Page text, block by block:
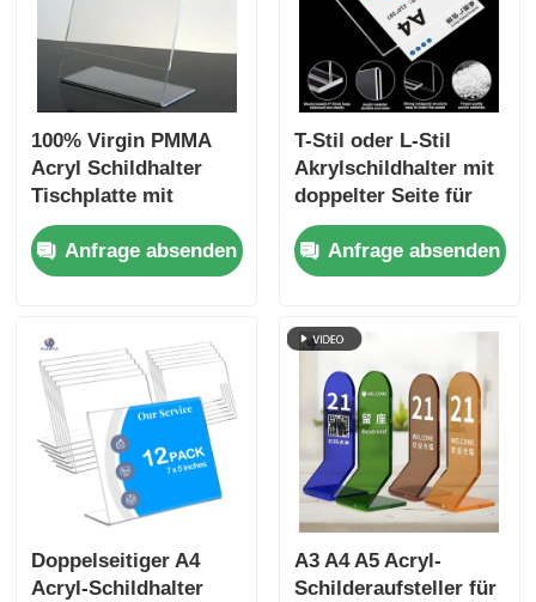
100% Virgin PMMA
Acryl Schildhalter
Tischplatte mit
benutzerdefiniertem
Logo Moderner Stil
Anfrage absenden
T-Stil oder L-Stil
Akrylschildhalter mit
doppelter Seite für
Nachrichten
Anfrage absenden
Doppelseitiger A4
Acryl-Schildhalter
A3 A4 A5 Acryl-
Schilderaufsteller für